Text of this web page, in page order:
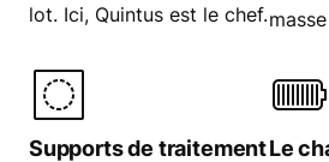
lot. Ici, Quintus est le chef.
Supports de traitementLe